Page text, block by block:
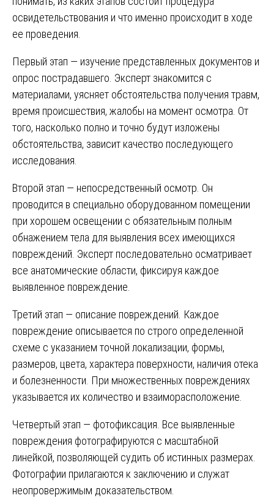
освидетельствования и что именно происходит в ходе
ее проведения.
Первый этап — изучение представленных документов и
опрос пострадавшего. Эксперт знакомится с
материалами, уясняет обстоятельства получения травм,
время происшествия, жалобы на момент осмотра. От
того, насколько полно и точно будут изложены
обстоятельства, зависит качество последующего
исследования.
Второй этап — непосредственный осмотр. Он
проводится в специально оборудованном помещении
при хорошем освещении с обязательным полным
обнажением тела для выявления всех имеющихся
повреждений. Эксперт последовательно осматривает
все анатомические области, фиксируя каждое
выявленное повреждение.
Третий этап — описание повреждений. Каждое
повреждение описывается по строго определенной
схеме с указанием точной локализации, формы,
размеров, цвета, характера поверхности, наличия отека
и болезненности. При множественных повреждениях
указывается их количество и взаиморасположение.
Четвертый этап — фотофиксация. Все выявленные
повреждения фотографируются с масштабной
линейкой, позволяющей судить об истинных размерах.
Фотографии прилагаются к заключению и служат
неопровержимым доказательством.